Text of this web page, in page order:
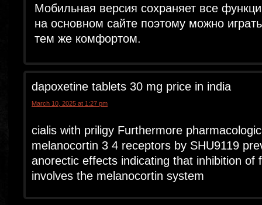
Мобильная версия сохраняет все
на основном сайте поэтому можно
тем же комфортом.
dapoxetine tablets 30 mg price in india
March 10, 2025 at 1:27 pm
cialis with priligy Furthermore
melanocortin 3 4 receptors by SHU9119
anorectic effects indicating that inhibition of
involves the melanocortin system